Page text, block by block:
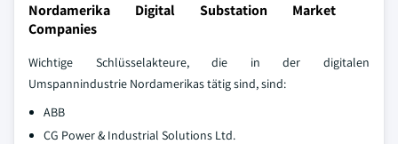
Nordamerika Digital Substation Market
Companies
Wichtige Schlüsselakteure, die in der digitalen
Umspannindustrie Nordamerikas tätig sind, sind:
ABB
CG Power & Industrial Solutions Ltd.